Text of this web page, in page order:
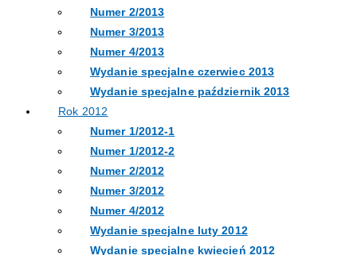
Numer 2/2013
Numer 3/2013
Numer 4/2013
Wydanie specjalne czerwiec 2013
Wydanie specjalne październik 2013
Rok 2012
Numer 1/2012-1
Numer 1/2012-2
Numer 2/2012
Numer 3/2012
Numer 4/2012
Wydanie specjalne luty 2012
Wydanie specjalne kwiecień 2012